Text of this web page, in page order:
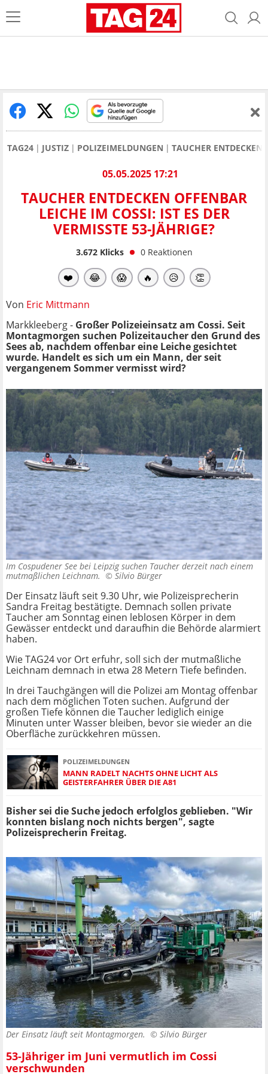
TAG24 JUSTIZ POLIZEIMELDUNGEN TAUCHER ENTDECKEN
05.05.2025 17:21
TAUCHER ENTDECKEN OFFENBAR
LEICHE IM COSSI: IST ES DER
VERMISSTE 53-JÄHRIGE?
3.672Klicks 0 Reaktionen
❤️ 😂 😱 🔥 😥 👏
Von Eric Mittmann
Markkleeberg - Großer Polizeieinsatz am Cossi. Seit
Montagmorgen suchen Polizeitaucher den Grund des
Sees ab, nachdem offenbar eine Leiche gesichtet
wurde. Handelt es sich um ein Mann, der seit
vergangenem Sommer vermisst wird?
Im Cospudener See bei Leipzig suchen Taucher derzeit nach einem
mutmaßlichen Leichnam. © Silvio Bürger
Der Einsatz läuft seit 9.30 Uhr, wie Polizeisprecherin
Sandra Freitag bestätigte. Demnach sollen private
Taucher am Sonntag einen leblosen Körper in dem
Gewässer entdeckt und daraufhin die Behörde alarmiert
haben.
Wie TAG24 vor Ort erfuhr, soll sich der mutmaßliche
Leichnam demnach in etwa 28 Metern Tiefe befinden.
In drei Tauchgängen will die Polizei am Montag offenbar
nach dem möglichen Toten suchen. Aufgrund der
großen Tiefe können die Taucher lediglich einige
Minuten unter Wasser bleiben, bevor sie wieder an die
Oberfläche zurückkehren müssen.
POLIZEIMELDUNGEN
MANN RADELT NACHTS OHNE LICHT ALS
GEISTERFAHRER ÜBER DIE A81
Bisher sei die Suche jedoch erfolglos geblieben. "Wir
konnten bislang noch nichts bergen", sagte
Polizeisprecherin Freitag.
Der Einsatz läuft seit Montagmorgen. © Silvio Bürger
53-Jähriger im Juni vermutlich im Cossi
verschwunden